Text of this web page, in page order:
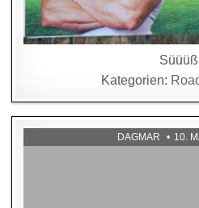
Kategorien:
DAGMAR 10.